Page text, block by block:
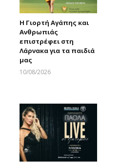
Η Γιορτή Αγάπης και
Ανθρωπιάς
επιστρέφει στη
Λάρνακα για τα παιδιά
μας
10/08/2026